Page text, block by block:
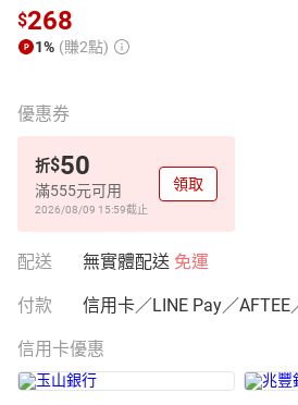
$268
1% (賺2點)
優惠券
折$50
滿555元可用
2026/08/09 15:59截止
領取
配送 無實體配送 免運
付款 信用卡／LINE Pay／AFTEE
信用卡優惠